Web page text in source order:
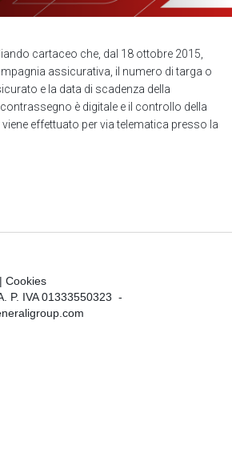
cartaceo che, dal 18 ottobre 2015,
assicurativa, il numero di targa o
e la data di scadenza della
contrassegno è digitale e il controllo della
viene effettuato per via telematica presso la
| Cookies
P. IVA 01333550323 -